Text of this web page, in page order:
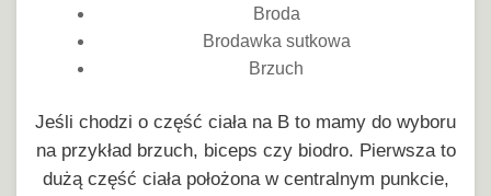
Broda
Brodawka sutkowa
Brzuch
Jeśli chodzi o część ciała na B to mamy do wyboru
na przykład brzuch, biceps czy biodro. Pierwsza to
dużą część ciała położona w centralnym punkcie,